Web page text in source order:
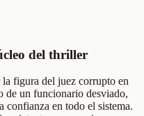
del thriller
figura del juez corrupto en
de un funcionario desviado,
confianza en todo el sistema.